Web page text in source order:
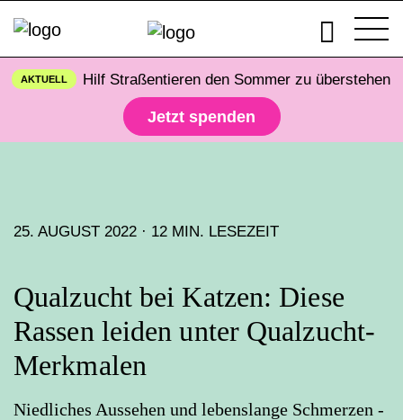
AKTUELL Hilf Straßentieren den Sommer zu überstehen
Jetzt spenden
25. AUGUST 2022 · 12 MIN. LESEZEIT
Qualzucht bei Katzen: Diese
Rassen leiden unter Qualzucht-
Merkmalen
Niedliches Aussehen und lebenslange Schmerzen -